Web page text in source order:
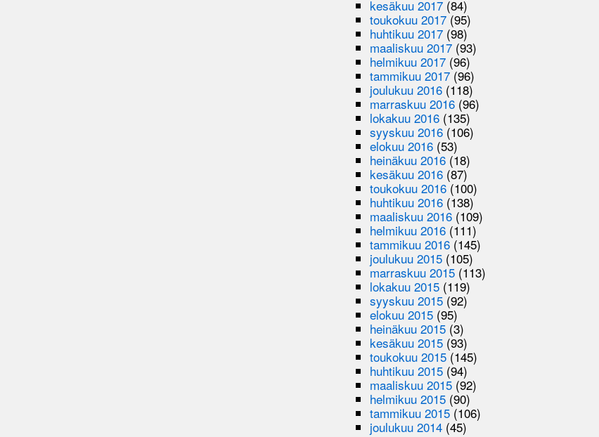
kesäkuu 2017 (84)
toukokuu 2017(95)
huhtikuu 2017 (98)
maaliskuu 2017 (93)
helmikuu 2017 (96)
tammikuu 2017(96)
joulukuu 2016 (118)
marraskuu 2016 (96)
lokakuu 2016 (135)
syyskuu 2016(106)
elokuu 2016 (53)
heinäkuu 2016 (18)
kesäkuu 2016 (87)
toukokuu 2016(100)
huhtikuu 2016 (138)
maaliskuu 2016 (109)
helmikuu 2016 (111)
tammikuu 2016(145)
joulukuu 2015 (105)
marraskuu 2015 (113)
lokakuu 2015 (119)
syyskuu 2015(92)
elokuu 2015 (95)
heinäkuu 2015 (3)
kesäkuu 2015 (93)
toukokuu 2015(145)
huhtikuu 2015 (94)
maaliskuu 2015 (92)
helmikuu 2015 (90)
tammikuu 2015(106)
joulukuu 2014 (45)